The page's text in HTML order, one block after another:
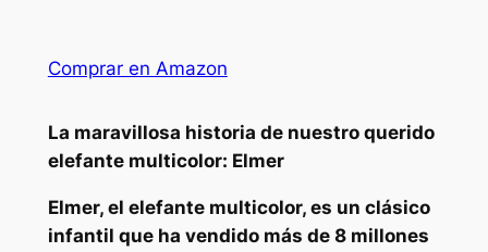
Comprar en Amazon
La maravillosa historia de nuestro querido
elefante multicolor: Elmer
Elmer, el elefante multicolor, es un clásico
infantil que ha vendido más de 8 millones